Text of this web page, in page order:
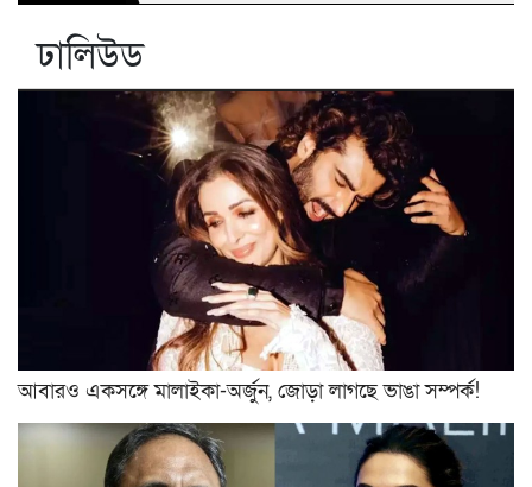
ঢালিউড
আবারও একসঙ্গে মালাইকা-অর্জুন, জোড়া লাগছে ভাঙা সম্পর্ক!